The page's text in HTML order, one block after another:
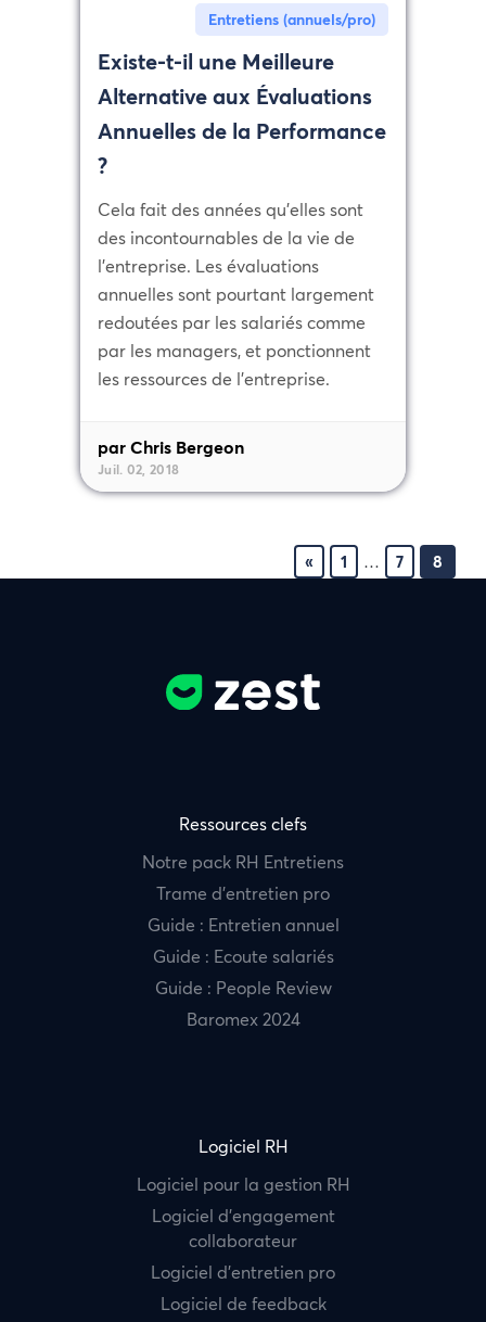
Entretiens (annuels/pro)
Existe-t-il une Meilleure
Alternative aux Évaluations
Annuelles de la Performance
?
Cela fait des années qu’elles sont
des incontournables de la vie de
l’entreprise. Les évaluations
annuelles sont pourtant largement
redoutées par les salariés comme
par les managers, et ponctionnent
les ressources de l’entreprise.
par Chris Bergeon
Juil. 02, 2018
« 1 … 7 8
Ressources clefs
Notre pack RH Entretiens
Trame d’entretien pro
Guide : Entretien annuel
Guide : Ecoute salariés
Guide : People Review
Baromex 2024
Logiciel RH
Logiciel pour la gestion RH
Logiciel d’engagement
collaborateur
Logiciel d’entretien pro
Logiciel de feedback